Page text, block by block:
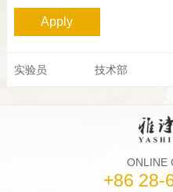
Apply
实验员 技术部
ONLINE
+86 28-